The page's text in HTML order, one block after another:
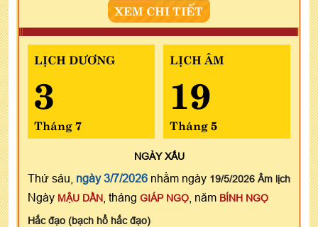
XEM CHI TIẾT
LỊCH DƯƠNG
3
Tháng 7
LỊCH ÂM
19
Tháng 5
NGÀYXẤU
Thứ sáu, ngày 3/7/2026 nhằm ngày 19/5/2026 Âm lịch
Ngày MẬU DẦN , tháng GIÁP NGỌ , năm BÍNH NGỌ
Hắc đạo (bạch hổ hắc đạo)